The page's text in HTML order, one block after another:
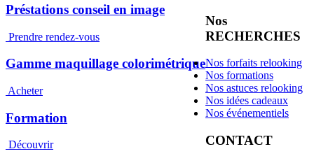
Préstations conseil en image
Prendre rendez-vous
Gamme maquillage colorimétrique
Acheter
Formation
Découvrir
Nos
RECHERCHES
Nos forfaits relooking
Nos formations
Nos astuces relooking
Nos idées cadeaux
Nos événementiels
CONTACT